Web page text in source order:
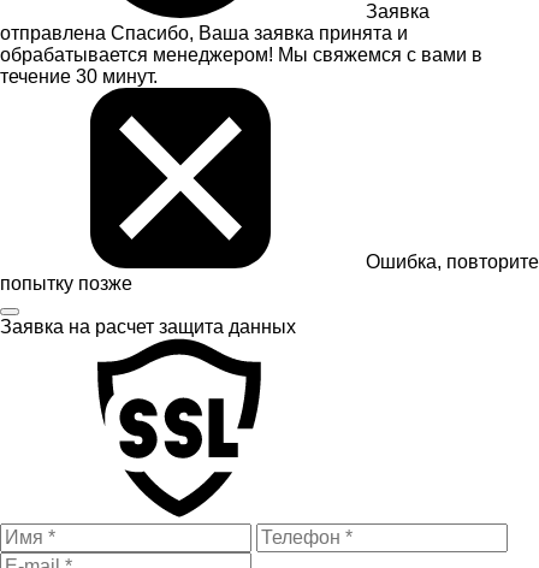
Заявка
отправлена Спасибо, Ваша заявка принята и
обрабатывается менеджером! Мы свяжемся с вами в
течение 30 минут.
Ошибка, повторите
попытку позже
Заявка на расчет защита данных